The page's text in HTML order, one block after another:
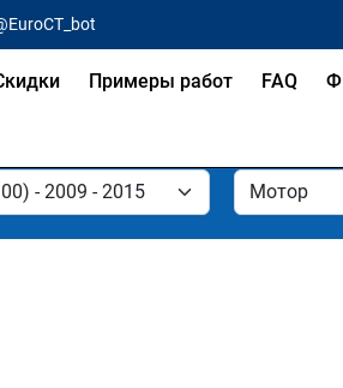
Примеры работ FAQ